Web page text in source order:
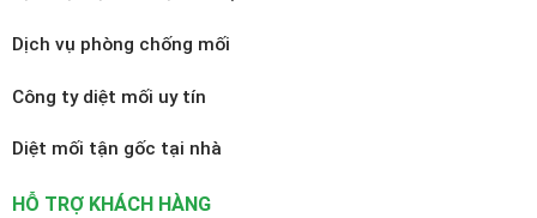
Dịch vụ phòng chống mối
Công ty diệt mối uy tín
Diệt mối tận gốc tại nhà
HỖ TRỢ KHÁCH HÀNG